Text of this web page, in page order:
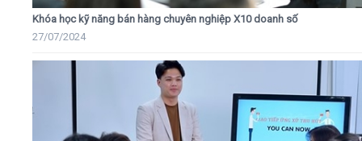
Khóa học kỹ năng bán hàng chuyên nghiệp X10 doanh số
27/07/2024